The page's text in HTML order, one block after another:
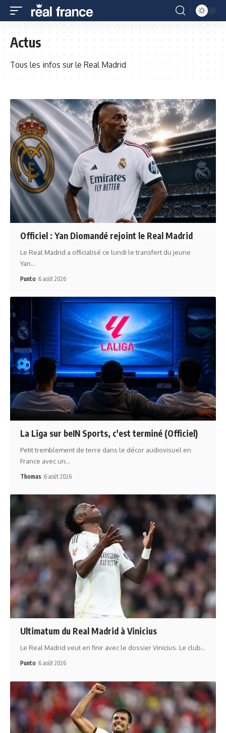
Actus
Tous les infos sur le Real Madrid
Officiel : Yan Diomandé rejoint le Real Madrid
Le Real Madrid a officialisé ce lundi le transfert du jeune
Yan…
Punto 6 août 2026
La Liga sur beIN Sports, c'est terminé (Officiel)
Petit tremblement de terre dans le décor audiovisuel en
France avec un…
Thomas 6 août 2026
Ultimatum du Real Madrid à Vinicius
Le Real Madrid veut en finir avec le dossier Vinicius. Le club…
Punto 6 août 2026